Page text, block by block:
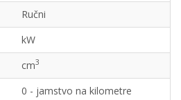
Ručni
kW
cm3
0 - jamstvo na kilometre